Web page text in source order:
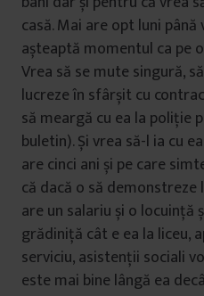
casă. Mai are opt luni până
așteaptă momentul ca pe
Vrea să se mute singură,
lucreze în sfârșit cu
să meargă cu ea la poliție
buletin). Și vrea să-l ia cu
are cinci ani și pe care
că dacă o să
are un salariu și o locuință
grădiniță cât e ea la liceu,
serviciu, asistenții sociali
este mai bine lângă ea